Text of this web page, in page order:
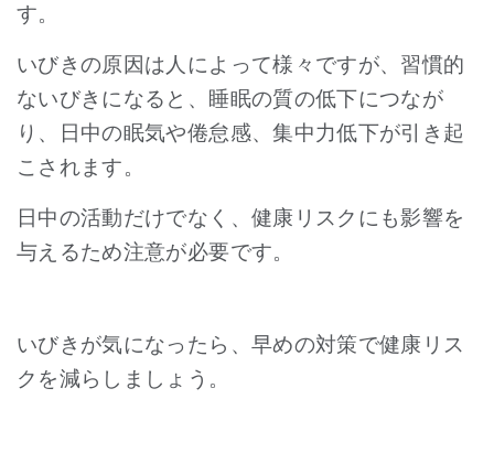
す。
いびきの原因は人によって様々ですが、習慣的
ないびきになると、睡眠の質の低下につなが
り、日中の眠気や倦怠感、集中力低下が引き起
こされます。
日中の活動だけでなく、健康リスクにも影響を
与えるため注意が必要です。
いびきが気になったら、早めの対策で健康リス
クを減らしましょう。